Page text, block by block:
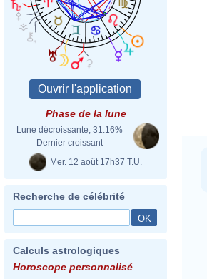
Phase de la lune
Lune décroissante, 31.16%
Dernier croissant
Mer. 12 août 17h37 T.U.
Recherche de célébrité
Calculs astrologiques
Horoscope personnalisé